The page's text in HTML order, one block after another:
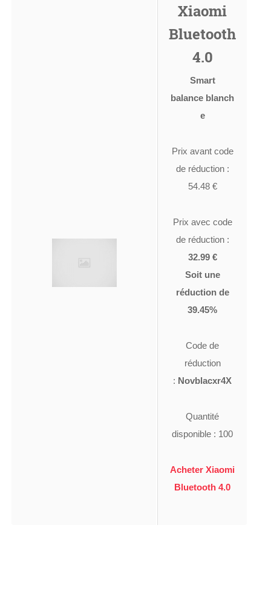
Xiaomi
Bluetooth
4.0
Smart
balance blanch
e
Prix avant code
de réduction :
54.48 €
Prix avec code
de réduction :
32.99 €
Soit une
réduction de
39.45%
Code de
réduction
: Novblacxr4X
Quantité
disponible : 100
Acheter Xiaomi
Bluetooth 4.0